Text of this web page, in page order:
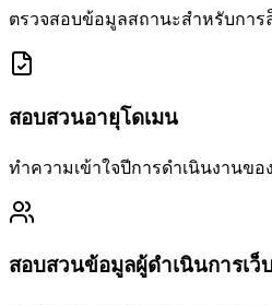
ตรวจสอบข้อมูลสถานะสำหรับการ
สอบสวนอายุโดเมน
ทำความเข้าใจปีการดำเนินงานขอ
สอบสวนข้อมูลผู้ดำเนินการเว็